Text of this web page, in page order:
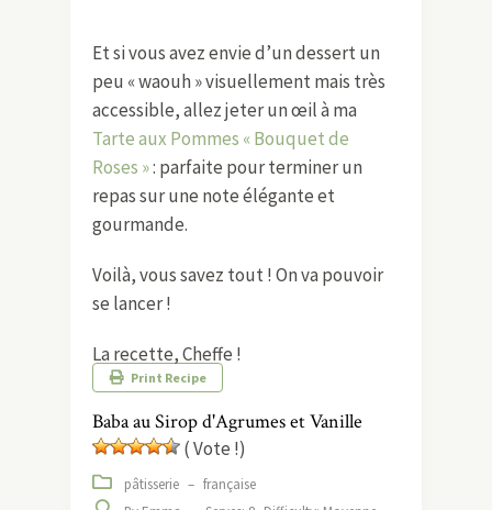
Et si vous avez envie d’un dessert un
peu « waouh » visuellement mais très
accessible, allez jeter un œil à ma
Tarte aux Pommes « Bouquet de
Roses »: parfaite pour terminer un
repas sur une note élégante et
gourmande.
Voilà, vous savez tout ! On va pouvoir
se lancer !
La recette, Cheffe !
Print Recipe
Baba au Sirop d'Agrumes et Vanille
( Vote !)
pâtisserie – française